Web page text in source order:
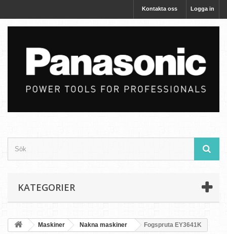
Logga in
Kontakta oss
KATEGORIER
Maskiner Nakna maskiner Fogspruta EY3641K